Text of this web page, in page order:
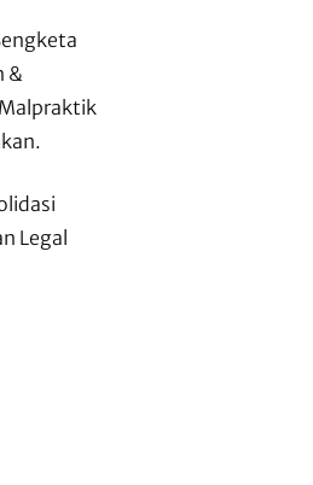
&
Legal